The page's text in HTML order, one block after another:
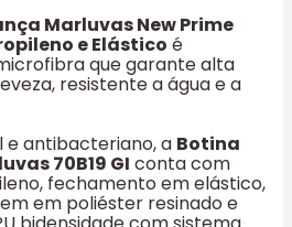
Marluvas New Prime
e Elástico é
que garante alta
resistente a água e a
e antibacteriano, a Botina
70B19 GI conta com
fechamento em elástico,
em poliéster resinado e